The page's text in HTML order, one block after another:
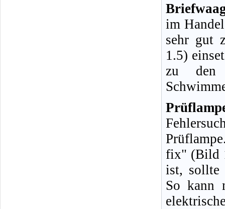
im
sehr gut
1.5)
zu den
fix" (Bild
ist, sollte
So kann